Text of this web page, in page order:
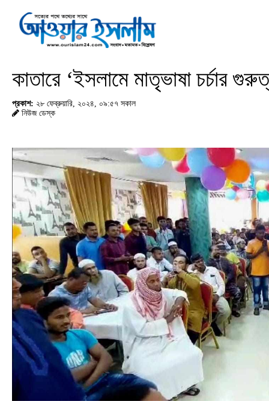
কাতারে ‘ইসলামে মাতৃভাষা চর্চার
প্রকাশ: ২৮ ফেব্রুয়ারি, ২০২৪, ০৯:৫৭ সকাল
নিউজ ডেস্ক